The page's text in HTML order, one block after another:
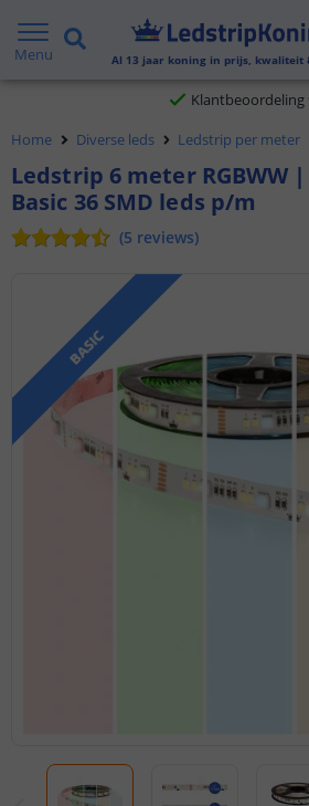
Menu Al 13 jaar koning in prijs, kwaliteit
Gratis verzending vanaf €
Klantbeoordeling
Voor 23:45 uur besteld,
Home Diverse leds Ledstrip per meter
Ledstrip 6 meter RGBWW
Basic 36 SMD leds p/m
(5 reviews)
BASIC